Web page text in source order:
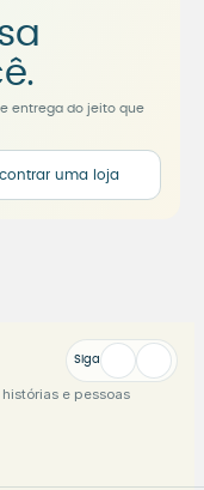
entrega do jeito que
uma loja
Siga
e pessoas